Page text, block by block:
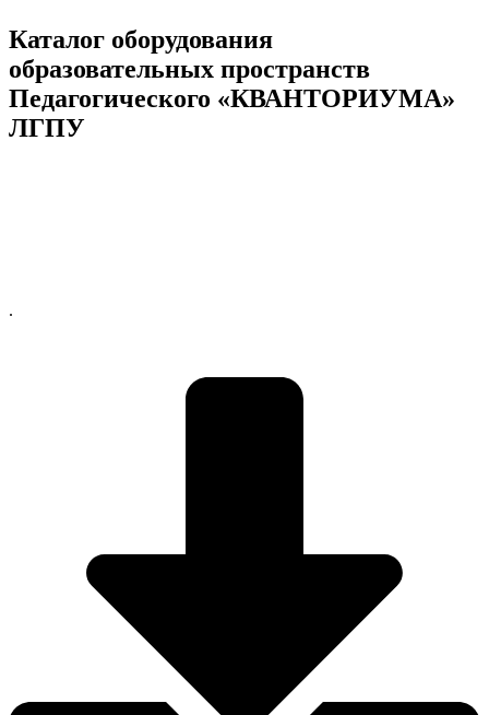
Каталог оборудования
образовательных пространств
Педагогического «КВАНТОРИУМА»
ЛГПУ
.